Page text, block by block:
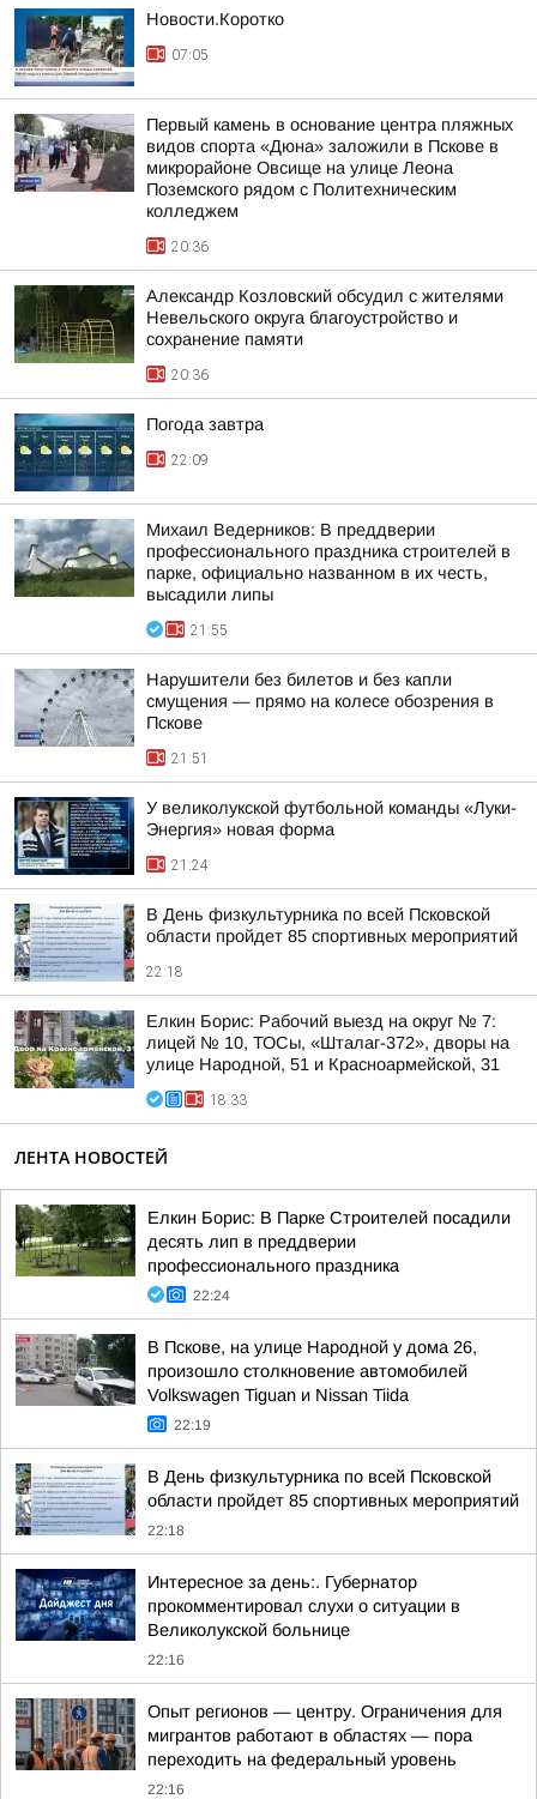
Новости.Коротко
07:05
Первый камень в основание центра пляжных
видов спорта «Дюна» заложили в Пскове в
микрорайоне Овсище на улице Леона
Поземского рядом с Политехническим
колледжем
20:36
Александр Козловский обсудил с жителями
Невельского округа благоустройство и
сохранение памяти
20:36
Погода завтра
22:09
Михаил Ведерников: В преддверии
профессионального праздника строителей в
парке, официально названном в их честь,
высадили липы
21:55
Нарушители без билетов и без капли
смущения — прямо на колесе обозрения в
Пскове
21:51
У великолукской футбольной команды «Луки-
Энергия» новая форма
21:24
В День физкультурника по всей Псковской
области пройдет 85 спортивных мероприятий
22:18
Елкин Борис: Рабочий выезд на округ № 7:
лицей № 10, ТОСы, «Шталаг-372», дворы на
улице Народной, 51 и Красноармейской, 31
18:33
ЛЕНТА НОВОСТЕЙ
Елкин Борис: В Парке Строителей посадили
десять лип в преддверии
профессионального праздника
22:24
В Пскове, на улице Народной у дома 26,
произошло столкновение автомобилей
Volkswagen Tiguan и Nissan Tiida
22:19
В День физкультурника по всей Псковской
области пройдет 85 спортивных мероприятий
22:18
Интересное за день:. Губернатор
прокомментировал слухи о ситуации в
Великолукской больнице
22:16
Опыт регионов — центру. Ограничения для
мигрантов работают в областях — пора
переходить на федеральный уровень
22:16